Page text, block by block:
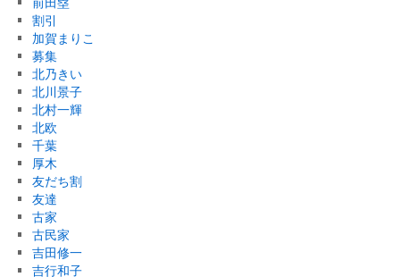
割引
加賀まりこ
募集
北乃きい
北川景子
北村一輝
北欧
千葉
厚木
友だち割
友達
古家
古民家
吉田修一
吉行和子